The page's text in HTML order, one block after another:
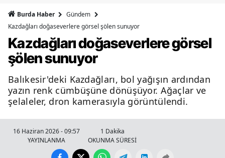
Burda Haber
Gündem
Kazdağları doğaseverlere görsel şölen sunuyor
Kazdağları doğaseverlere görsel
şölen sunuyor
Balıkesir'deki Kazdağları, bol yağışın ardından
yazın renk cümbüşüne dönüşüyor. Ağaçlar ve
şelaleler, dron kamerasıyla görüntülendi.
16 Haziran 2026 - 09:57
YAYINLANMA
1 Dakika
OKUNMA SÜRESİ